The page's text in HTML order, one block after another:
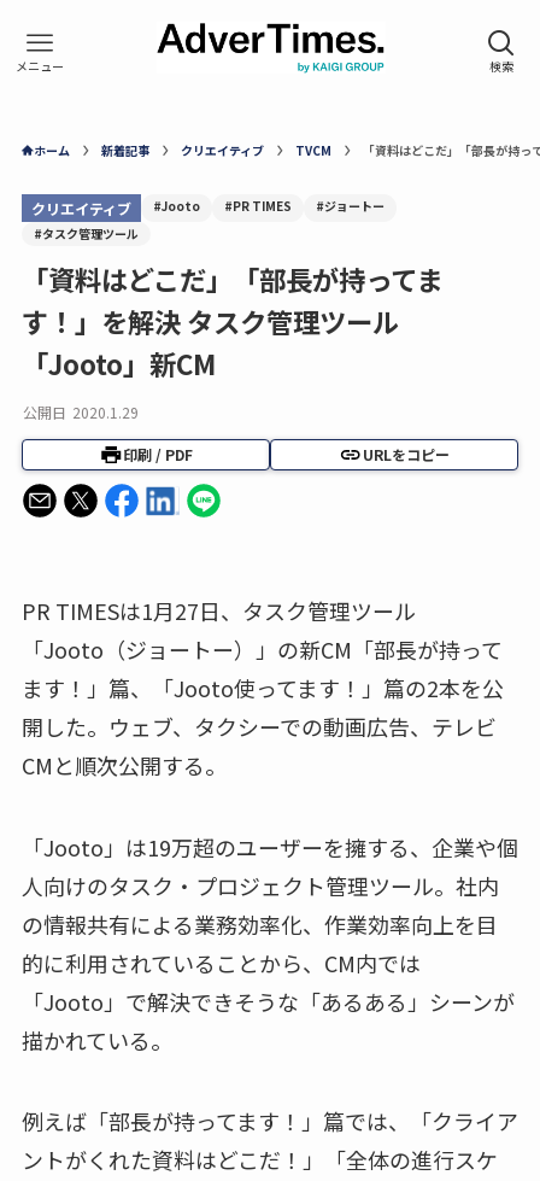
ホーム 新着記事 クリエイティブ TVCM 「資料はどこだ」「部長が持
クリエイティブ #Jooto #PR TIMES
#ジョートー
#タスク管理ツール
「資料はどこだ」「部長が持ってま
す！」を解決 タスク管理ツール
「Jooto」新CM
公開日 2020.1.29
印刷 / PDF URLをコピー
PR TIMESは1月27日、タスク管理ツール
「Jooto（ジョートー）」の新CM「部長が持って
ます！」篇、「Jooto使ってます！」篇の2本を公
開した。ウェブ、タクシーでの動画広告、テレビ
CMと順次公開する。
「Jooto」は19万超のユーザーを擁する、企業や個
人向けのタスク・プロジェクト管理ツール。社内
の情報共有による業務効率化、作業効率向上を目
的に利用されていることから、CM内では
「Jooto」で解決できそうな「あるある」シーンが
描かれている。
例えば「部長が持ってます！」篇では、「クライア
ントがくれた資料はどこだ！」「全体の進行スケ